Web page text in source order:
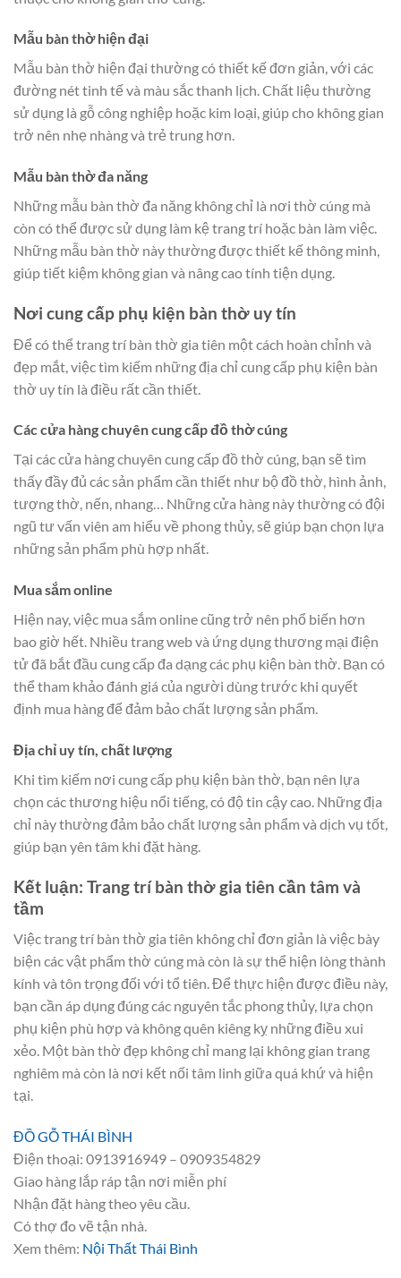
Mẫu bàn thờ hiện đại
Mẫu bàn thờ hiện đại thường có thiết kế đơn giản, với các
đường nét tinh tế và màu sắc thanh lịch. Chất liệu thường
sử dụng là gỗ công nghiệp hoặc kim loại, giúp cho không gian
trở nên nhẹ nhàng và trẻ trung hơn.
Mẫu bàn thờ đa năng
Những mẫu bàn thờ đa năng không chỉ là nơi thờ cúng mà
còn có thể được sử dụng làm kệ trang trí hoặc bàn làm việc.
Những mẫu bàn thờ này thường được thiết kế thông minh,
giúp tiết kiệm không gian và nâng cao tính tiện dụng.
Nơi cung cấp phụ kiện bàn thờ uy tín
Để có thể trang trí bàn thờ gia tiên một cách hoàn chỉnh và
đẹp mắt, việc tìm kiếm những địa chỉ cung cấp phụ kiện bàn
thờ uy tín là điều rất cần thiết.
Các cửa hàng chuyên cung cấp đồ thờ cúng
Tại các cửa hàng chuyên cung cấp đồ thờ cúng, bạn sẽ tìm
thấy đầy đủ các sản phẩm cần thiết như bộ đồ thờ, hình ảnh,
tượng thờ, nến, nhang… Những cửa hàng này thường có đội
ngũ tư vấn viên am hiểu về phong thủy, sẽ giúp bạn chọn lựa
những sản phẩm phù hợp nhất.
Mua sắm online
Hiện nay, việc mua sắm online cũng trở nên phổ biến hơn
bao giờ hết. Nhiều trang web và ứng dụng thương mại điện
tử đã bắt đầu cung cấp đa dạng các phụ kiện bàn thờ. Bạn có
thể tham khảo đánh giá của người dùng trước khi quyết
định mua hàng để đảm bảo chất lượng sản phẩm.
Địa chỉ uy tín, chất lượng
Khi tìm kiếm nơi cung cấp phụ kiện bàn thờ, bạn nên lựa
chọn các thương hiệu nổi tiếng, có độ tin cậy cao. Những địa
chỉ này thường đảm bảo chất lượng sản phẩm và dịch vụ tốt,
giúp bạn yên tâm khi đặt hàng.
Kết luận: Trang trí bàn thờ gia tiên cần tâm và
tầm
Việc trang trí bàn thờ gia tiên không chỉ đơn giản là việc bày
biện các vật phẩm thờ cúng mà còn là sự thể hiện lòng thành
kính và tôn trọng đối với tổ tiên. Để thực hiện được điều này,
bạn cần áp dụng đúng các nguyên tắc phong thủy, lựa chọn
phụ kiện phù hợp và không quên kiêng kỵ những điều xui
xẻo. Một bàn thờ đẹp không chỉ mang lại không gian trang
nghiêm mà còn là nơi kết nối tâm linh giữa quá khứ và hiện
tại.
ĐỒ GỖ THÁI BÌNH
Điện thoại: 0913916949 – 0909354829
Giao hàng lắp ráp tận nơi miễn phí
Nhận đặt hàng theo yêu cầu.
Có thợ đo vẽ tận nhà.
Xem thêm: Nội Thất Thái Bình